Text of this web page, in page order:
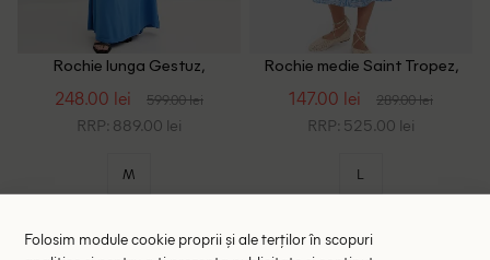
Rochie lunga Gestuz,
248.00 lei 599.00 lei
RRP: 889.00 lei
M
Rochie medie Saint Tropez,
147.00 lei 289.00 lei
RRP: 525.00 lei
L
- 38% - 49%
Folosim module cookie proprii și ale terților în scopuri